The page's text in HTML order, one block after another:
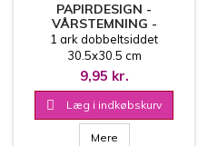
PAPIRDESIGN -
VÅRSTEMNING -
HVITVEIS - PD1900020
1 ark dobbeltsiddet
30.5x30.5 cm
9,95 kr.
 Læg i indkøbskurv
Mere